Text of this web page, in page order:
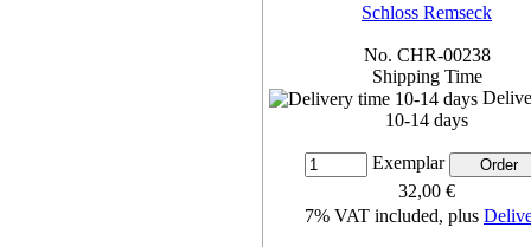
Schloss Remseck
No. CHR-00238
Shipping Time
10-14 days
Exemplar
32,00 €
7% VAT included, plus